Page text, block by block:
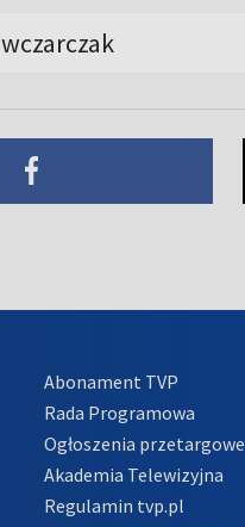
Abonament TVP
Rada Programowa
Ogłoszenia przetargowe
Akademia Telewizyjna
Regulamin tvp.pl